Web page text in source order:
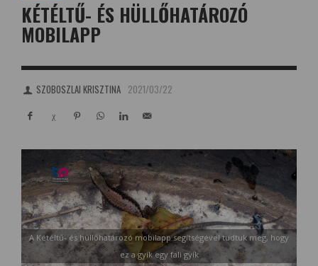
KÉTÉLTŰ- ÉS HÜLLŐHATÁROZÓ
MOBILAPP
SZOBOSZLAI KRISZTINA 2021/03/22
A Kétéltű- és hüllőhatározó mobilapp segítségével tudtuk meg, hogy
ez a gyík egy fali gyík